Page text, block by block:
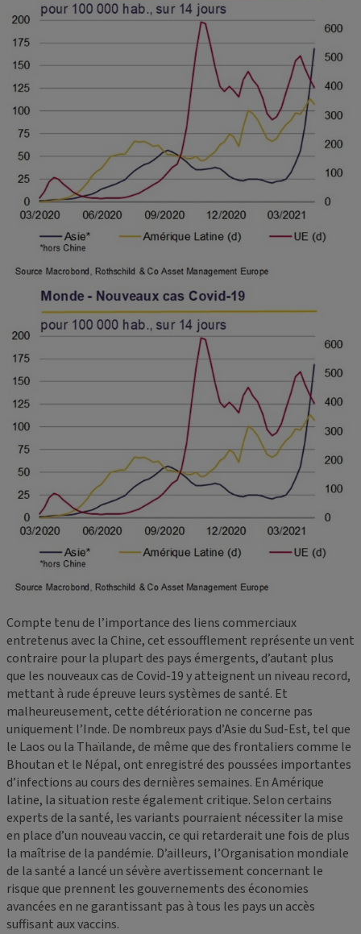
Compte tenu de l’importance des liens commerciaux
entretenus avec la Chine, cet essoufflement représente un vent
contraire pour la plupart des pays émergents, d’autant plus
que les nouveaux cas de Covid-19 y atteignent un niveau record,
mettant à rude épreuve leurs systèmes de santé. Et
malheureusement, cette détérioration ne concerne pas
uniquement l’Inde. De nombreux pays d’Asie du Sud-Est, tel que
le Laos ou la Thaïlande, de même que des frontaliers comme le
Bhoutan et le Népal, ont enregistré des poussées importantes
d’infections au cours des dernières semaines. En Amérique
latine, la situation reste également critique. Selon certains
experts de la santé, les variants pourraient nécessiter la mise
en place d’un nouveau vaccin, ce qui retarderait une fois de plus
la maîtrise de la pandémie. D’ailleurs, l’Organisation mondiale
de la santé a lancé un sévère avertissement concernant le
risque que prennent les gouvernements des économies
avancées en ne garantissant pas à tous les pays un accès
suffisant aux vaccins.